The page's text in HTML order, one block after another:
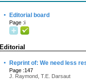
· Editorial board
Page :i
Editorial
· Reprint of: We need less
Page :147
J. Raymond, T.E. Darsaut